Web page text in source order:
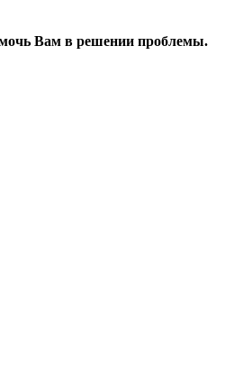
Вам в решении проблемы.